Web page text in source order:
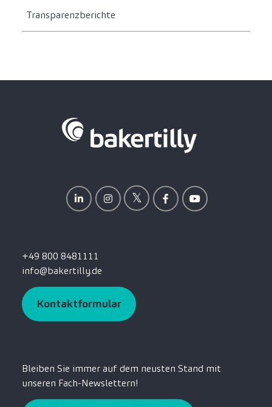
Transparenzberichte
+49 800 8481111
info@bakertilly.de
Kontaktformular
Bleiben Sie immer auf dem neusten Stand mit
unseren Fach-Newslettern!